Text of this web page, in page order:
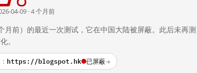
04-09 · 4 个月前
前）的最近一次测试，它在中国大陆被屏蔽。此后未再测
。
https://blogspot.hk 已屏蔽→